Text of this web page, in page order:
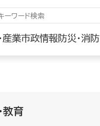
産業市政情報 防災・消防
教育